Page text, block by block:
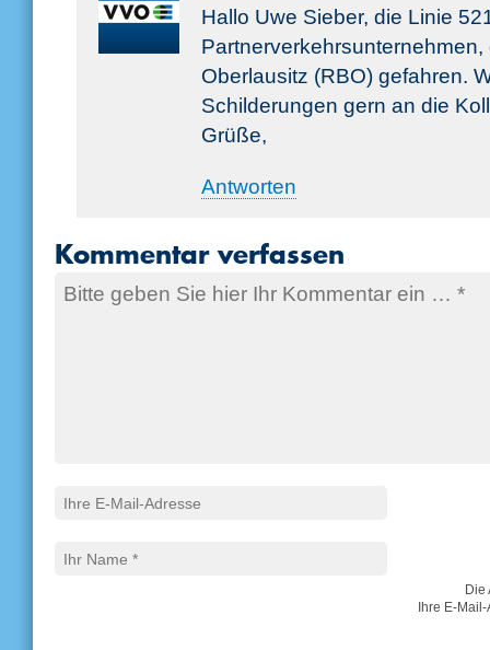
Hallo Uwe Sieber, die Linie
Oberlausitz (RBO) gefahren.
Schilderungen gern an die
Grüße,
Antworten
Kommentar verfassen
Die
Ihre E-